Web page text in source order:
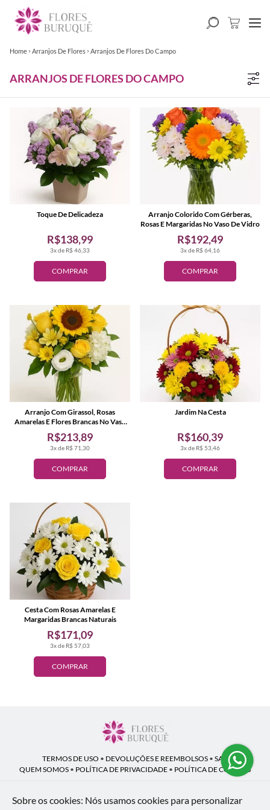
Home Arranjos De Flores Arranjos De Flores Do Campo
ARRANJOS DE FLORES DO CAMPO
COMPRAR
3x de R$ 46,33
R$138,99
Toque De Delicadeza
COMPRAR
3x de R$ 64,16
R$192,49
Arranjo Colorido Com Gérberas,
Rosas E Margaridas No Vaso De Vidro
COMPRAR
3x de R$ 71,30
R$213,89
Arranjo Com Girassol, Rosas
Amarelas E Flores Brancas No Vaso
De Vidro
COMPRAR
3x de R$ 53,46
R$160,39
Jardim Na Cesta
COMPRAR
3x de R$ 57,03
R$171,09
Cesta Com Rosas Amarelas E
Margaridas Brancas Naturais
TERMOS DE USO • DEVOLUÇÕES E REEMBOLSOS • SAC
QUEM SOMOS • POLÍTICA DE PRIVACIDADE • POLÍTICA DE COOKIES
Sobre os cookies: Nós usamos cookies para personalizar